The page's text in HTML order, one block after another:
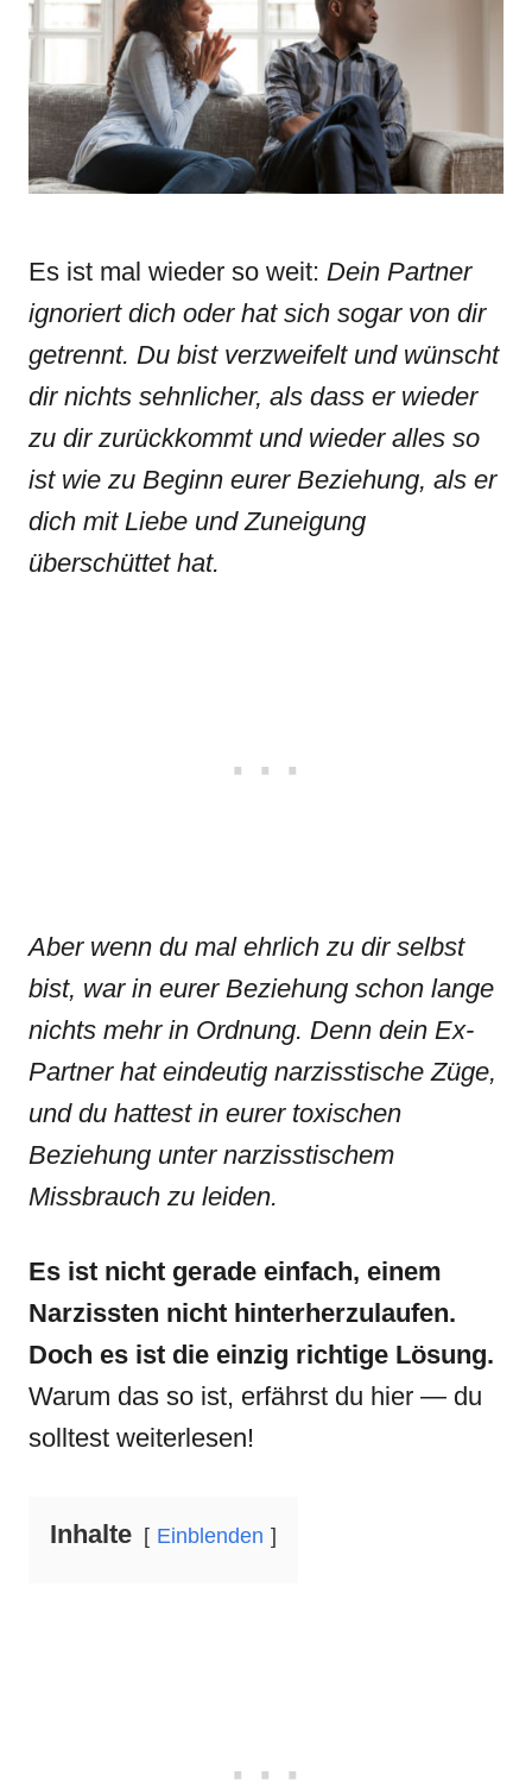
i
s
Es ist mal wieder so weit: Dein Partner
ignoriert dich oder hat sich sogar von dir
getrennt. Du bist verzweifelt und wünscht
dir nichts sehnlicher, als dass er wieder
zu dir zurückkommt und wieder alles so
ist wie zu Beginn eurer Beziehung, als er
dich mit Liebe und Zuneigung
überschüttet hat.
Aber wenn du mal ehrlich zu dir selbst
bist, war in eurer Beziehung schon lange
nichts mehr in Ordnung. Denn dein Ex-
Partner hat eindeutig narzisstische Züge,
und du hattest in eurer toxischen
Beziehung unter narzisstischem
Missbrauch zu leiden.
Es ist nicht gerade einfach, einem
Narzissten nicht hinterherzulaufen.
Doch es ist die einzig richtige Lösung.
Warum das so ist, erfährst du hier — du
solltest weiterlesen!
Inhalte Einblenden